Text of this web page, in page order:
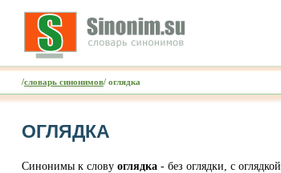
/словарь синонимов/ оглядка
ОГЛЯДКА
Синонимы к слову оглядка- без оглядки, с оглядкой